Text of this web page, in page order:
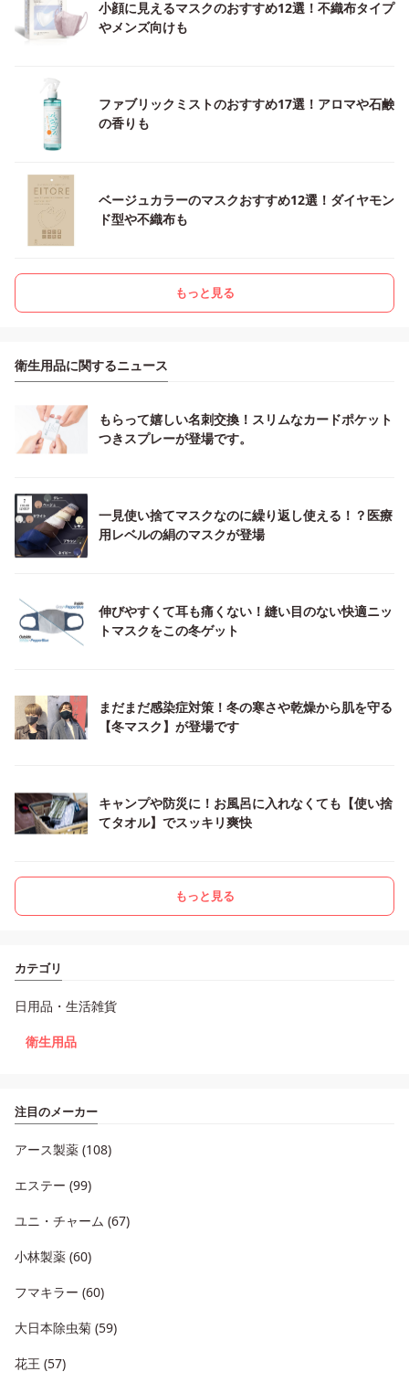
小顔に見えるマスクのおすすめ12選！不織布タイプ
やメンズ向けも
ファブリックミストのおすすめ17選！アロマや石鹸
の香りも
ベージュカラーのマスクおすすめ12選！ダイヤモン
ド型や不織布も
もっと見る
衛生用品に関するニュース
もらって嬉しい名刺交換！スリムなカードポケット
つきスプレーが登場です。
一見使い捨てマスクなのに繰り返し使える！？医療
用レベルの絹のマスクが登場
伸びやすくて耳も痛くない！縫い目のない快適ニッ
トマスクをこの冬ゲット
まだまだ感染症対策！冬の寒さや乾燥から肌を守る
【冬マスク】が登場です
キャンプや防災に！お風呂に入れなくても【使い捨
てタオル】でスッキリ爽快
もっと見る
カテゴリ
日用品・生活雑貨
衛生用品
注目のメーカー
アース製薬 (108)
エステー (99)
ユニ・チャーム (67)
小林製薬 (60)
フマキラー (60)
大日本除虫菊 (59)
花王 (57)